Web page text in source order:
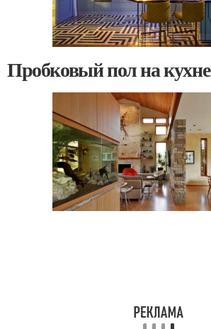
Пробковый пол на кухне